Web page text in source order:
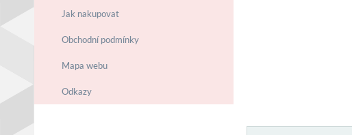
Jak nakupovat
Obchodní podmínky
Mapa webu
Odkazy